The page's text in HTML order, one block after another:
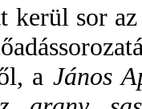
kerül sor az
a János